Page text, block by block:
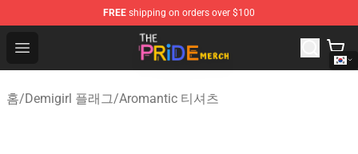
FREE shipping on orders over $100
Open menu
The Pride Shop - Official The Pride Merchandise Store
홈/Demigirl 플래그/Aromantic 티셔츠